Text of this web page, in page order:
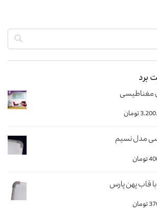
برد
مغناطیسی
تومان
مدل نسیم
تومان
قاب پهن پارس
تومان